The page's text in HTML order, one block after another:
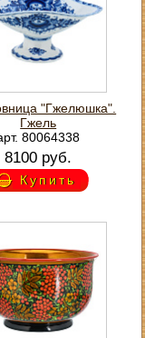
"Гжелюшка".
Гжель
80064338
8100 руб.
Купить